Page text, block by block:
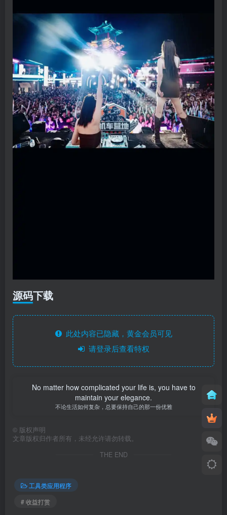
源码下载
此处内容已隐藏，黄金会员可见
请登录后查看特权
No matter how complicated your life is, you have to
maintain your elegance.
不论生活如何复杂，总要保持自己的那一份优雅
© 版权声明
文章版权归作者所有，未经允许请勿转载。
THE END
工具类应用程序
# 收益打赏